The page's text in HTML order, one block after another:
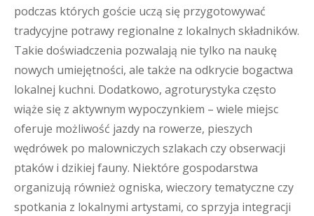
podczas których goście uczą się przygotowywać
tradycyjne potrawy regionalne z lokalnych składników.
Takie doświadczenia pozwalają nie tylko na naukę
nowych umiejętności, ale także na odkrycie bogactwa
lokalnej kuchni. Dodatkowo, agroturystyka często
wiąże się z aktywnym wypoczynkiem – wiele miejsc
oferuje możliwość jazdy na rowerze, pieszych
wędrówek po malowniczych szlakach czy obserwacji
ptaków i dzikiej fauny. Niektóre gospodarstwa
organizują również ogniska, wieczory tematyczne czy
spotkania z lokalnymi artystami, co sprzyja integracji